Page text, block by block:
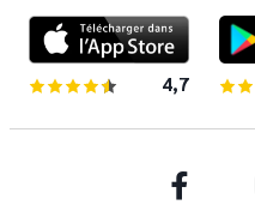
4,7 sur 5
Facebook